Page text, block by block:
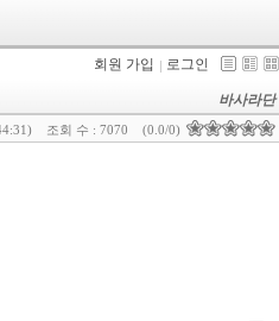
회원 가입 로그인
바사라단
(0.0/0)
조회 수 : 7070